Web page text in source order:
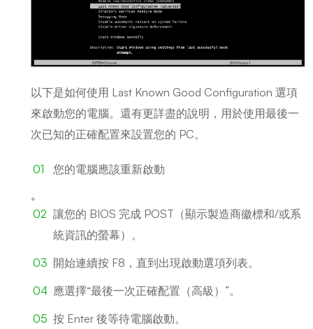
以下是如何使用 Last Known Good Configuration 選項
來啟動您的電腦。還有更詳盡的說明，用於使用最後一
次已知的正確配置來設置您的 PC。
您的電腦應該重新啟動
。
讓您的 BIOS 完成 POST（顯示製造商徽標和/或系
統資訊的螢幕）。
開始連續按 F8，直到出現啟動選項列表。
應選擇“最後一次正確配置（高級）”。
按 Enter 後等待電腦啟動。